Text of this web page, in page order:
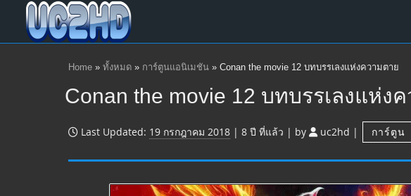
Home » ทั้งหมด » การ์ตูนแอนิเมชัน » Conan the movie 12 บทบรรเลงแห่งความตาย
Conan the movie 12 บทบรรเลงแห่ง
Last Updated: 19 กรกฎาคม 2018 | 8 ปี ที่แล้ว | by uc2hd | การ์ตูน